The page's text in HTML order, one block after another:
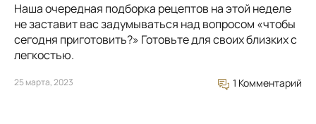
Наша очередная подборка рецептов на этой неделе
не заставит вас задумываться над вопросом «чтобы
сегодня приготовить?» Готовьте для своих близких с
легкостью.
25 марта, 2023 1 Комментарий